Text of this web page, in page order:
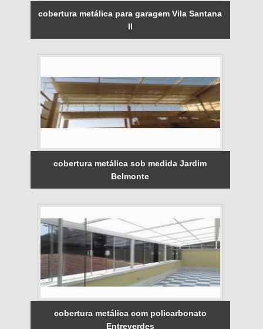
cobertura metálica para garagem Vila Santana
II
cobertura metálica sob medida Jardim
Belmonte
cobertura metálica com policarbonato
Entreverdes